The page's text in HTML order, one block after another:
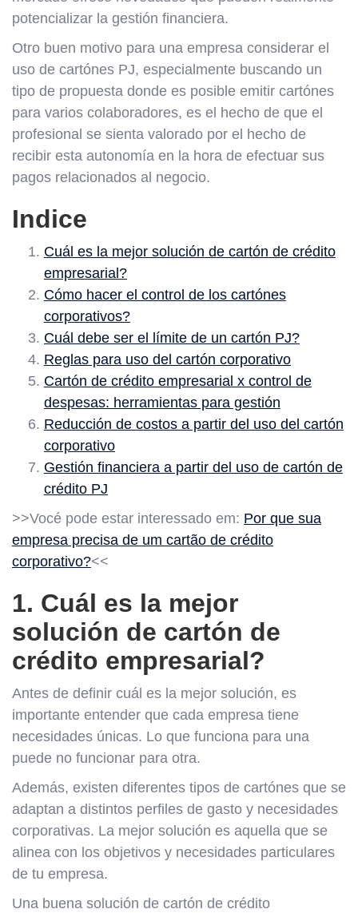
potencializar la gestión financiera.
Otro buen motivo para una empresa considerar el
uso de cartónes PJ, especialmente buscando un
tipo de propuesta donde es posible emitir cartónes
para varios colaboradores, es el hecho de que el
profesional se sienta valorado por el hecho de
recibir esta autonomía en la hora de efectuar sus
pagos relacionados al negocio.
Indice
Cuál es la mejor solución de cartón de crédito
empresarial?
Cómo hacer el control de los cartónes
corporativos?
Cuál debe ser el límite de un cartón PJ?
Reglas para uso del cartón corporativo
Cartón de crédito empresarial x control de
despesas: herramientas para gestión
Reducción de costos a partir del uso del cartón
corporativo
Gestión financiera a partir del uso de cartón de
crédito PJ
>>Vocé pode estar interessado em: Por que sua
empresa precisa de um cartão de crédito
corporativo?<<
1. Cuál es la mejor
solución de cartón de
crédito empresarial?
Antes de definir cuál es la mejor solución, es
importante entender que cada empresa tiene
necesidades únicas. Lo que funciona para una
puede no funcionar para otra.
Además, existen diferentes tipos de cartónes que se
adaptan a distintos perfiles de gasto y necesidades
corporativas. La mejor solución es aquella que se
alinea con los objetivos y necesidades particulares
de tu empresa.
Una buena solución de cartón de crédito